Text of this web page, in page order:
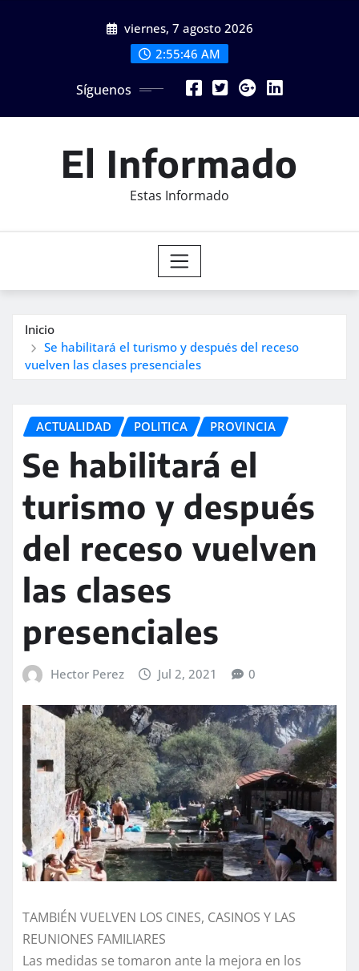
viernes, 7 agosto 2026
2:55:48 AM
Síguenos
El Informado
Estas Informado
Inicio
Se habilitará el turismo y después del receso
vuelven las clases presenciales
ACTUALIDAD POLITICA PROVINCIA
Se habilitará el
turismo y después
del receso vuelven
las clases
presenciales
Hector Perez Jul 2, 2021 0
TAMBIÉN VUELVEN LOS CINES, CASINOS Y LAS
REUNIONES FAMILIARES
Las medidas se tomaron ante la mejora en los